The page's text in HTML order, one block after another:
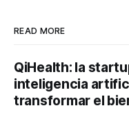
READ MORE
QiHealth: la
inteligencia
transformar el